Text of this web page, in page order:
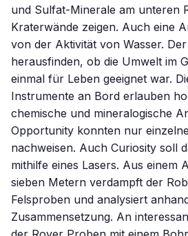
und Sulfat-Minerale am unteren
Kraterwände zeigen. Auch eine
von der Aktivität von Wasser.
herausfinden, ob die Umwelt im
einmal für Leben geeignet war.
Instrumente an Bord erlauben
chemische und mineralogische
Opportunity konnten nur
nachweisen. Auch Curiosity soll
mithilfe eines Lasers. Aus einem
sieben Metern verdampft der
Felsproben und analysiert
Zusammensetzung. An